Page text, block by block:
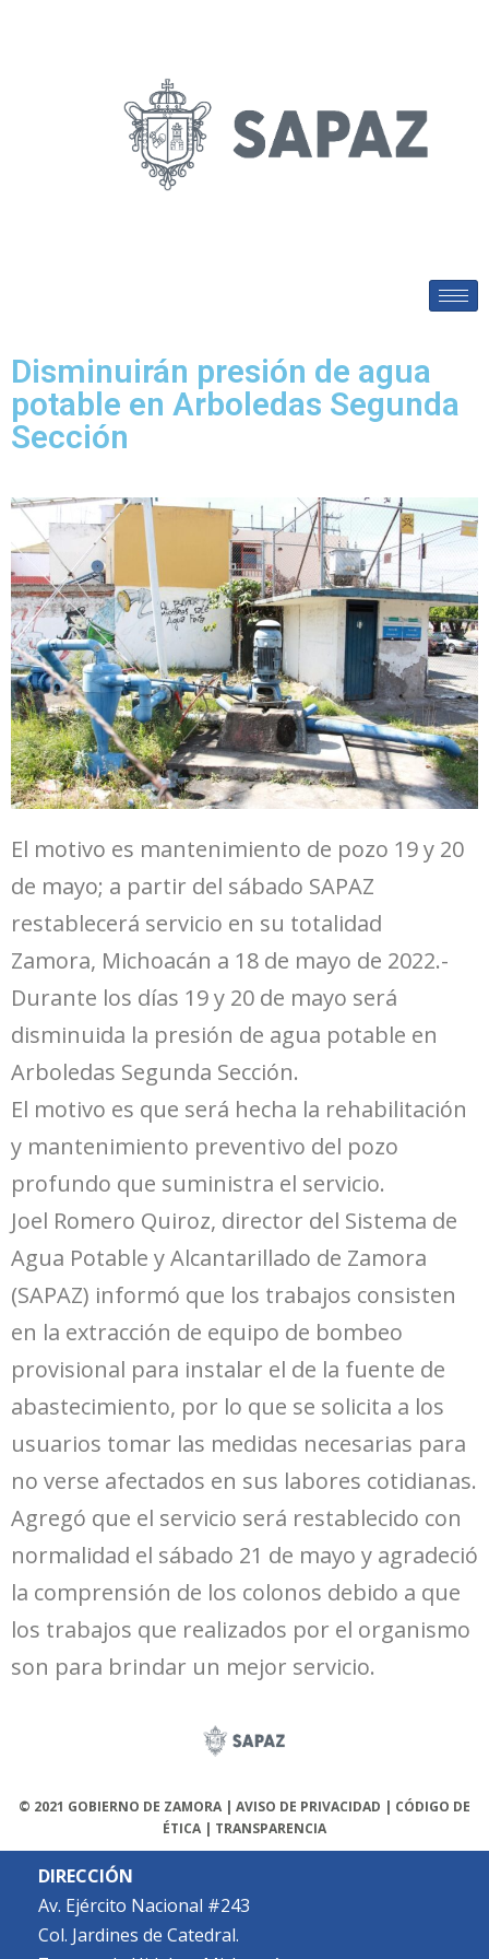
Disminuirán presión de agua
potable en Arboledas Segunda
Sección
El motivo es mantenimiento de pozo 19 y 20
de mayo; a partir del sábado SAPAZ
restablecerá servicio en su totalidad
Zamora, Michoacán a 18 de mayo de 2022.-
Durante los días 19 y 20 de mayo será
disminuida la presión de agua potable en
Arboledas Segunda Sección.
El motivo es que será hecha la rehabilitación
y mantenimiento preventivo del pozo
profundo que suministra el servicio.
Joel Romero Quiroz, director del Sistema de
Agua Potable y Alcantarillado de Zamora
(SAPAZ) informó que los trabajos consisten
en la extracción de equipo de bombeo
provisional para instalar el de la fuente de
abastecimiento, por lo que se solicita a los
usuarios tomar las medidas necesarias para
no verse afectados en sus labores cotidianas.
Agregó que el servicio será restablecido con
normalidad el sábado 21 de mayo y agradeció
la comprensión de los colonos debido a que
los trabajos que realizados por el organismo
son para brindar un mejor servicio.
© 2021 GOBIERNO DE ZAMORA | AVISO DE PRIVACIDAD | CÓDIGO DE
ÉTICA | TRANSPARENCIA
DIRECCIÓN
Av. Ejército Nacional #243
Col. Jardines de Catedral.